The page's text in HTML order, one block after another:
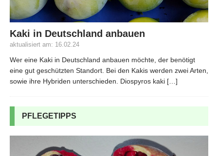
Kaki in Deutschland anbauen
aktualisiert am: 16.02.24
Wer eine Kaki in Deutschland anbauen möchte, der benötigt
eine gut geschützten Standort. Bei den Kakis werden zwei Arten,
sowie ihre Hybriden unterschieden. Diospyros kaki […]
PFLEGETIPPS